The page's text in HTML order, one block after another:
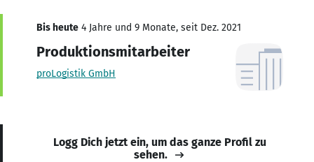
Bis heute 4 Jahre und 9 Monate, seit Dez. 2021
Produktionsmitarbeiter
proLogistik GmbH
Logg Dich jetzt ein, um das ganze Profil zu
sehen.